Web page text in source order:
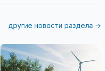
другие новости раздела →